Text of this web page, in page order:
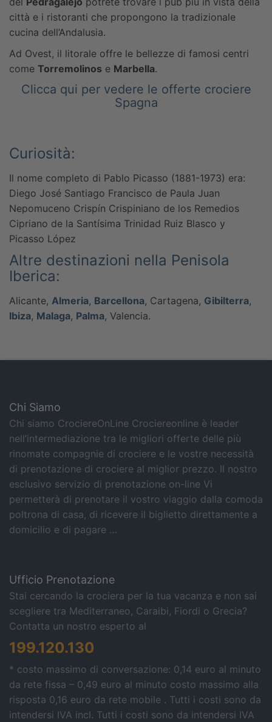
città e i ristoranti che propongono la tradizionale
cucina dell’Andalusia.
Ad Ovest, il litorale offre le bellezze di famosi centri
come Torremolinos e Marbella.
Clicca qui per vedere le offerte crociere
Spagna
Curiosità:
Il nome completo di Pablo Picasso (1881-1973) era:
Diego José Santiago Francisco de Paula Juan
Nepomuceno Crispín Crispiniano de los Remedios
Cipriano de la Santísima Trinidad Ruiz Blasco y
Picasso López
Altre destinazioni nella Penisola
Iberica:
Alicante, Almeria, Barcellona, Cartagena, Gibilterra,
Ibiza, Malaga, Palma, Valencia.
Chi Siamo
Chi siamo CrociereOnLine Crociereonline è leader
nell’intermediazione tra le migliori offerte delle più
rinomate compagnie di crociere e le vostre necessità
di prenotazione di crociere al miglior prezzo. Il nostro
esclusivo servizio di prenotazione on-line Vi
permetterà di prenotare il vostro viaggio dalla comoda
poltrona di casa, di ricevere il biglietto direttamente a
domicilio e di pagare …
Ufficio Prenotazione
Stai cercando la crociera per la tua vacanza e non sai
scegliere tra Mediterraneo, Caraibi, Fiordi o Grecia?
Contatta un nostro esperto al
199.120.130
* costo massimo di conversazione: 0,14 euro al minuto
da rete fissa – 0,49 euro al minuto costo massimo alla
risposta 0,16 euro da rete mobile . Tutti i costi sono da
intendersi IVA incl. Tutti i costi sono da intendersi IVA